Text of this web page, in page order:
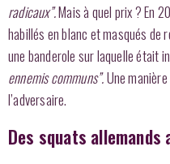
radicaux”.Mais à quel prix ? En
habillés en blanc et masqués de
une banderole sur laquelle était
ennemis communs”.Une
l’adversaire.
Des squats allemands